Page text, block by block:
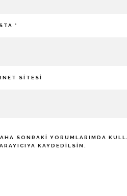
*
SITESI
SONRAKI YORUMLARIMDA
KAYDEDILSIN.